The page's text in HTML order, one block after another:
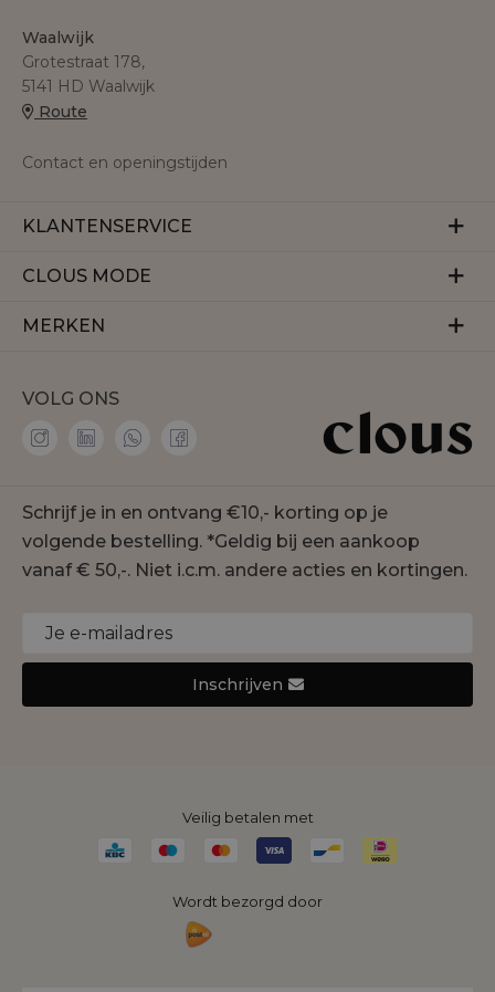
Waalwijk
Grotestraat 178,
5141 HD Waalwijk
Route
Contact en openingstijden
KLANTENSERVICE
Veelgestelde vragen
Betalen
CLOUS MODE
Over ons
Membership
Onze winkels
Duurzaamheid
Cookie statement
MERKEN
Accentil
Amaya Amsterdam
Geisha
Gustav
Jansen Amsterdam
Monari
Nukus
Rino&Pelle
VOLG ONS
Schrijf je in en ontvang €10,- korting op je
volgende bestelling. *Geldig bij een aankoop
vanaf € 50,-. Niet i.c.m. andere acties en kortingen.
Inschrijven
Veilig betalen met
Wordt bezorgd door